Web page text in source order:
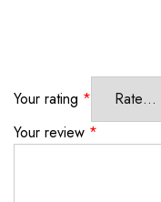
Your rating *
Your review *